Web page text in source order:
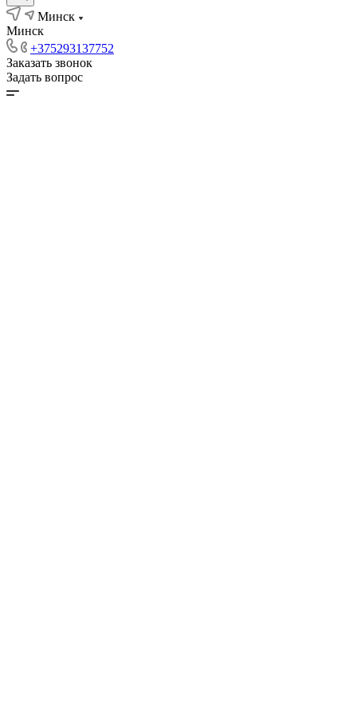
Минск
Минск
+375293137752
Заказать звонок
Задать вопрос